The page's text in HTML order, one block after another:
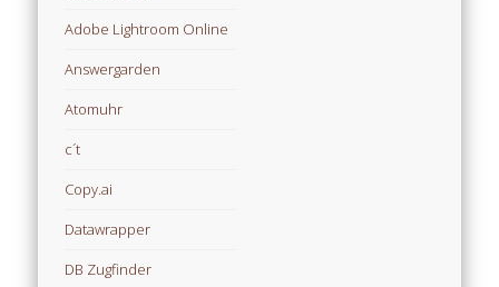
Adobe Lightroom Online
Answergarden
Atomuhr
c´t
Copy.ai
Datawrapper
DB Zugfinder